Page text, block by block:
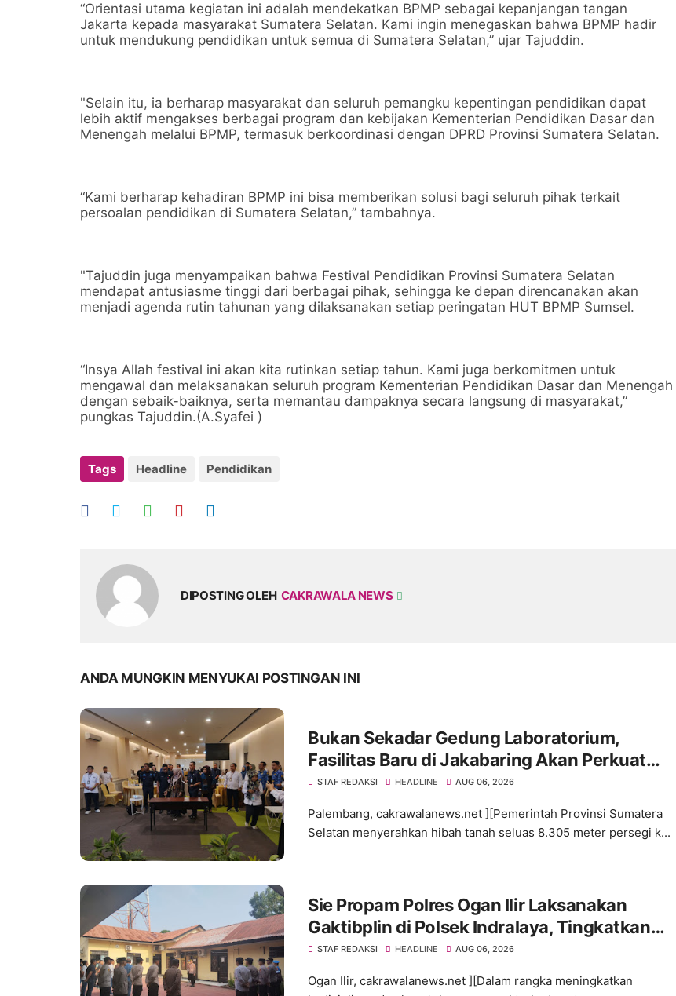
“Orientasi utama kegiatan ini adalah mendekatkan BPMP sebagai kepanjangan tangan
Jakarta kepada masyarakat Sumatera Selatan. Kami ingin menegaskan bahwa BPMP hadir
untuk mendukung pendidikan untuk semua di Sumatera Selatan,” ujar Tajuddin.
"Selain itu, ia berharap masyarakat dan seluruh pemangku kepentingan pendidikan dapat
lebih aktif mengakses berbagai program dan kebijakan Kementerian Pendidikan Dasar dan
Menengah melalui BPMP, termasuk berkoordinasi dengan DPRD Provinsi Sumatera Selatan.
“Kami berharap kehadiran BPMP ini bisa memberikan solusi bagi seluruh pihak terkait
persoalan pendidikan di Sumatera Selatan,” tambahnya.
"Tajuddin juga menyampaikan bahwa Festival Pendidikan Provinsi Sumatera Selatan
mendapat antusiasme tinggi dari berbagai pihak, sehingga ke depan direncanakan akan
menjadi agenda rutin tahunan yang dilaksanakan setiap peringatan HUT BPMP Sumsel.
“Insya Allah festival ini akan kita rutinkan setiap tahun. Kami juga berkomitmen untuk
mengawal dan melaksanakan seluruh program Kementerian Pendidikan Dasar dan Menengah
dengan sebaik-baiknya, serta memantau dampaknya secara langsung di masyarakat,”
pungkas Tajuddin.(A.Syafei )
Tags Headline Pendidikan
DIPOSTING OLEH CAKRAWALA NEWS
ANDA MUNGKIN MENYUKAI POSTINGAN INI
Bukan Sekadar Gedung Laboratorium,
Fasilitas Baru di Jakabaring Akan Perkuat
Layanan Kesehatan Lima Provinsi
STAF REDAKSI HEADLINE AUG 06, 2026
Palembang, cakrawalanews.net ][Pemerintah Provinsi Sumatera
Selatan menyerahkan hibah tanah seluas 8.305 meter persegi k...
Sie Propam Polres Ogan Ilir Laksanakan
Gaktibplin di Polsek Indralaya, Tingkatkan
Kedisiplinan Personel Polri
STAF REDAKSI HEADLINE AUG 06, 2026
Ogan Ilir, cakrawalanews.net ][Dalam rangka meningkatkan